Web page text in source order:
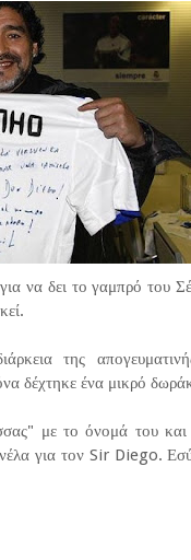
να δει το γαμπρό του
της
δέχτηκε ένα μικρό
με το όνομά του και
για τον Sir Diego.